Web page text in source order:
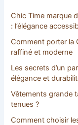
rChic Time marque
: l’élégance
Comment porter la
raffiné et moderne
Les secrets d’un
élégance et
Vêtements grande
tenues ?
Comment choisir